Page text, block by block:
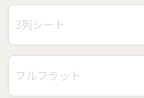
3列シート
フルフラット